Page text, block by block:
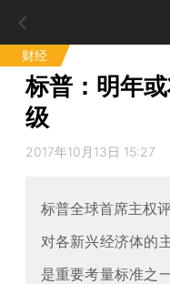
财经
标普：明年
级
2017年10月13日 15:27
标普全球首席主权
对各新兴经济体的
是重要考量标准之